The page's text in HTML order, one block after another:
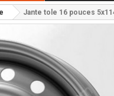
Jante tole 16 pouces